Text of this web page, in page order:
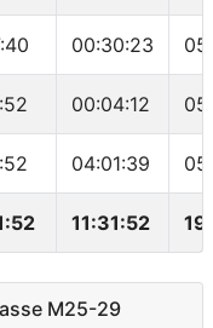
00:30:23
00:04:12
04:01:39
11:31:52
M25-29